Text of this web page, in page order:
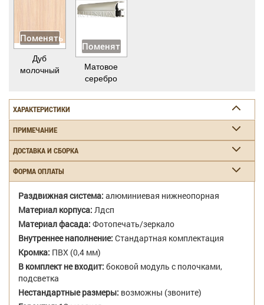
Поменять
Дуб
молочный
Поменять
Матовое
серебро
ХАРАКТЕРИСТИКИ
ПРИМЕЧАНИЕ
ДОСТАВКА И СБОРКА
ФОРМА ОПЛАТЫ
Раздвижная система: алюминиевая нижнеопорная
Материал корпуса: Лдсп
Материал фасада: Фотопечать/зеркало
Внутреннее наполнение: Стандартная комплектация
Кромка: ПВХ (0,4 мм)
В комплект не входит: боковой модуль с полочками,
подсветка
Нестандартные размеры: возможны (звоните)